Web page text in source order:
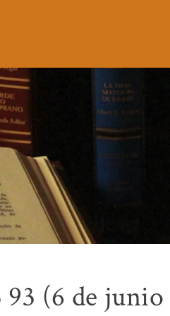
(6 de junio